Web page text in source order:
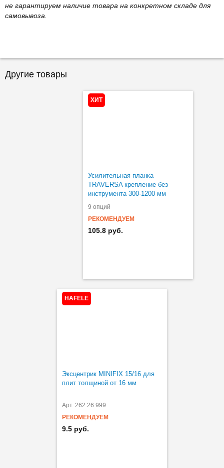
не гарантируем наличие товара на конкретном складе для
самовывоза.
Другие товары
ХИТ
Усилительная планка
TRAVERSA крепление без
инструмента 300-1200 мм
9 опций
РЕКОМЕНДУЕМ
105.8 руб.
HAFELE
Эксцентрик MINIFIX 15/16 для
плит толщиной от 16 мм
Арт. 262.26.999
РЕКОМЕНДУЕМ
9.5 руб.